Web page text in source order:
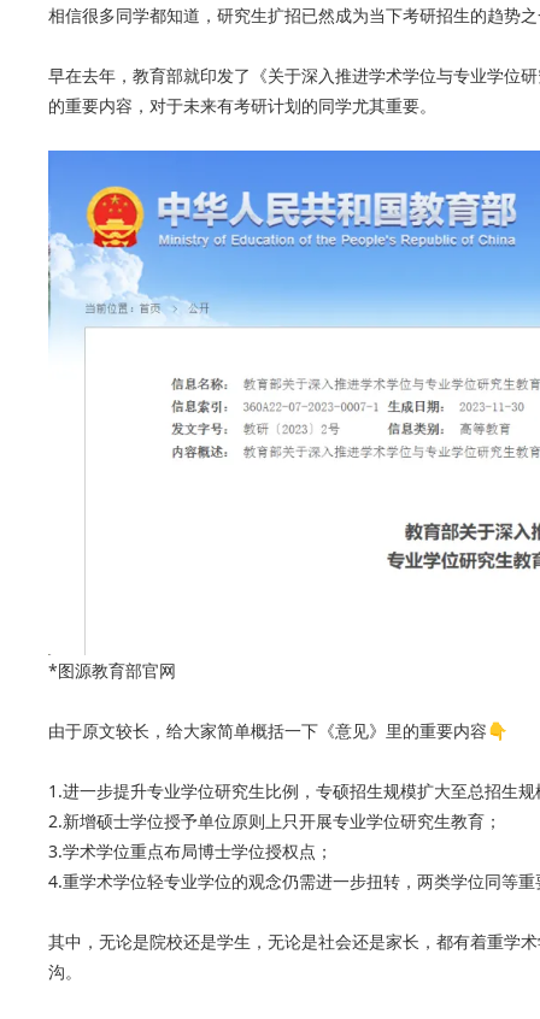
相信很多同学都知道，研究生扩招已然成为当下考研招生的趋势
早在去年，教育部就印发了《关于深入推进学术学位与专业学位
的重要内容，对于未来有考研计划的同学尤其重要。
*图源教育部官网
由于原文较长，给大家简单概括一下《意见》里的重要内容👇
1.进一步提升专业学位研究生比例，专硕招生规模扩大至总招生
2.新增硕士学位授予单位原则上只开展专业学位研究生教育；
3.学术学位重点布局博士学位授权点；
4.重学术学位轻专业学位的观念仍需进一步扭转，两类学位同等重
其中，无论是院校还是学生，无论是社会还是家长，都有着重学
沟。